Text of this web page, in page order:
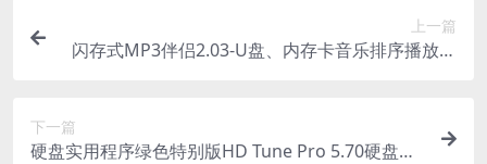
上一篇
闪存式MP3伴侣2.03-U盘、内存卡音乐排序播放软
下一篇
硬盘实用程序绿色特别版HD Tune Pro 5.70硬盘检